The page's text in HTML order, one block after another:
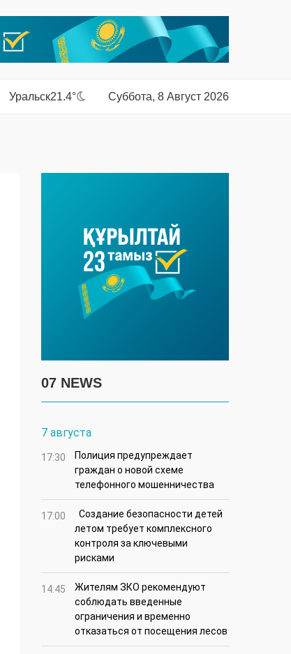
Уральск21.4° Суббота, 8 Август 2026
07 NEWS
7 августа
17:30
Полиция предупреждает
граждан о новой схеме
телефонного мошенничества
17:00
Создание безопасности детей
летом требует комплексного
контроля за ключевыми
рисками
14:45
Жителям ЗКО рекомендуют
соблюдать введенные
ограничения и временно
отказаться от посещения лесов